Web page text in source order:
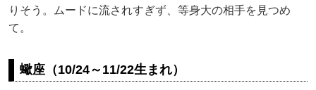
りそう。ムードに流されすぎず、等身大の相手を見つめ
て。
蠍座（10/24～11/22生まれ）